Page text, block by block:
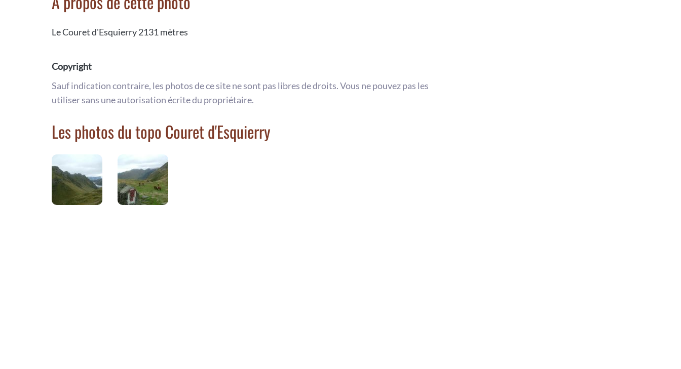
Le Couret d'Esquierry 2131 mètres
Copyright
Sauf indication contraire, les photos de ce site ne sont pas libres de droits. Vous ne pouvez pas les
utiliser sans une autorisation écrite du propriétaire.
Les photos du topo Couret d'Esquierry